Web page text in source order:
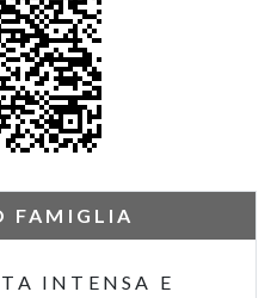
FAMIGLIA
INTENSA E